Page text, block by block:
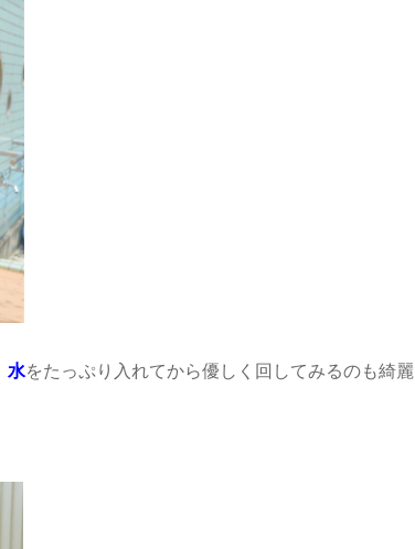
水をたっぷり入れてから優しく回してみるのも綺麗